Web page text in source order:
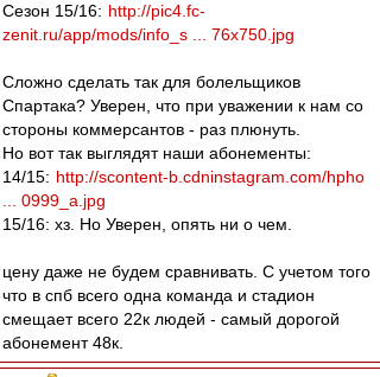
Сезон 15/16: http://pic4.fc-
zenit.ru/app/mods/info_s ... 76x750.jpg
Сложно сделать так для болельщиков
Спартака? Уверен, что при уважении к нам со
стороны коммерсантов - раз плюнуть.
Но вот так выглядят наши абонементы:
14/15: http://scontent-b.cdninstagram.com/hpho
... 0999_a.jpg
15/16: хз. Но Уверен, опять ни о чем.
цену даже не будем сравнивать. С учетом того
что в спб всего одна команда и стадион
смещает всего 22к людей - самый дорогой
абонемент 48к.